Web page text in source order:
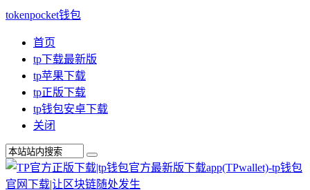
tokenpocket钱包
首页
tp下载最新版
tp苹果下载
tp正版下载
tp钱包安卓下载
关闭